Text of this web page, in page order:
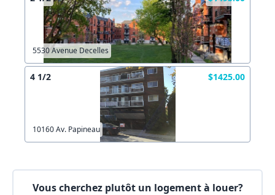
5530 Avenue Decelles
4 1/2 $1425.00
10160 Av. Papineau
Vous cherchez plutôt un logement à louer?
Autre
Commentaires:
X Fermer Envoyez
Commentaires:
Lien vers inscription (sera inclus dans courriel)
Copier lien
Créer un compte
X Fermer